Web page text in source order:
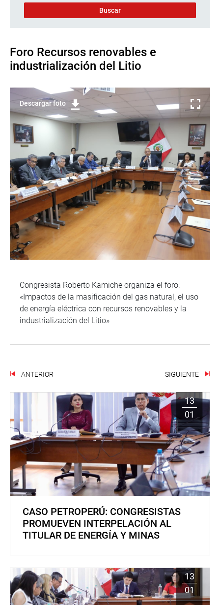
Foro Recursos renovables e
industrialización del Litio
Descargar foto
Congresista Roberto Kamiche organiza el foro:
«Impactos de la masificación del gas natural, el uso
de energía eléctrica con recursos renovables y la
industrialización del Litio»
ANTERIOR SIGUIENTE
13
01
CASO PETROPERÚ: CONGRESISTAS
PROMUEVEN INTERPELACIÓN AL
TITULAR DE ENERGÍA Y MINAS
13
01